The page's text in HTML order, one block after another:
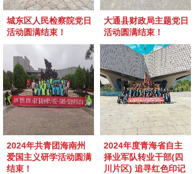
城东区人民检察院党日
活动圆满结束！
大通县财政局主题党日
活动圆满结束！
2024年共青团海南州
爱国主义研学活动圆满
结束！
2024年度青海省自主
择业军队转业干部(四
川片区) 追寻红色印记